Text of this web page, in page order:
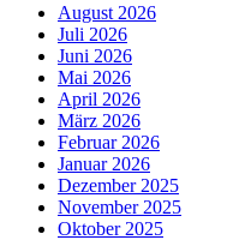
August 2026
Juli 2026
Juni 2026
Mai 2026
April 2026
März 2026
Februar 2026
Januar 2026
Dezember 2025
November 2025
Oktober 2025